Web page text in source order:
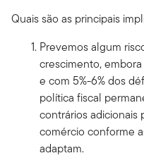
Quais são as principais
Prevemos algum
crescimento,
e com 5%-6% dos
política fiscal
contrários adicionais
comércio conforme
adaptam.